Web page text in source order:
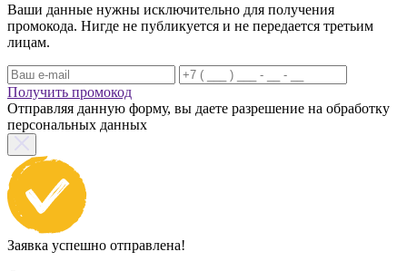
Ваши данные нужны исключительно для получения
промокода. Нигде не публикуется и не передается третьим
лицам.
Получить промокод
Отправляя данную форму, вы даете разрешение на обработку
персональных данных
Заявка успешно отправлена!